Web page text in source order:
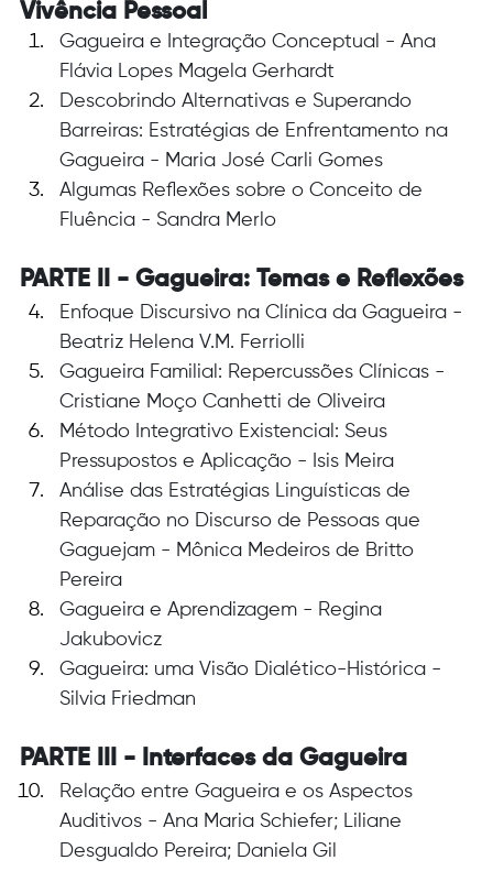
Vivência Pessoal
Gagueira e Integração Conceptual - Ana
Flávia Lopes Magela Gerhardt
Descobrindo Alternativas e Superando
Barreiras: Estratégias de Enfrentamento na
Gagueira - Maria José Carli Gomes
Algumas Reflexões sobre o Conceito de
Fluência - Sandra Merlo
PARTE II - Gagueira: Temas e Reflexões
Enfoque Discursivo na Clínica da Gagueira -
Beatriz Helena V.M. Ferriolli
Gagueira Familial: Repercussões Clínicas -
Cristiane Moço Canhetti de Oliveira
Método Integrativo Existencial: Seus
Pressupostos e Aplicação - Isis Meira
Análise das Estratégias Linguísticas de
Reparação no Discurso de Pessoas que
Gaguejam - Mônica Medeiros de Britto
Pereira
Gagueira e Aprendizagem - Regina
Jakubovicz
Gagueira: uma Visão Dialético-Histórica -
Silvia Friedman
PARTE III - Interfaces da Gagueira
Relação entre Gagueira e os Aspectos
Auditivos - Ana Maria Schiefer; Liliane
Desgualdo Pereira; Daniela Gil